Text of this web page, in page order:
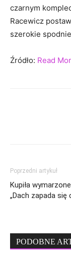
czarnym
Racewicz
szerokie
Źródło: Read
Poprzedni artykuł
Kupiła
„Dach zapada się
PODOBNE